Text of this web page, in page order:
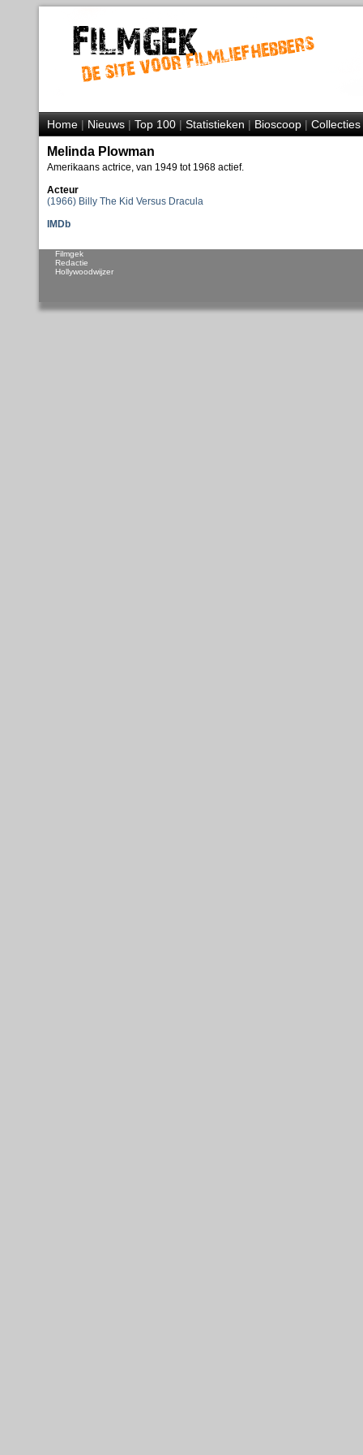
Home|Nieuws|Top 100|Statistieken|Bioscoop|Collecties
Melinda Plowman
Amerikaans actrice, van 1949 tot 1968 actief.
Acteur
(1966) Billy The Kid Versus Dracula
IMDb
Filmgek
Redactie
Hollywoodwijzer